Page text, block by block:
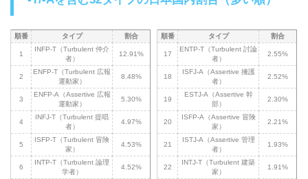
順番 タイプ 割合
1
INFP-T（Turbulent 仲介
者）
12.91%
2
ENFP-T（Turbulent 広報
運動家）
8.48%
3
ENFP-A（Assertive 広報
運動家）
5.30%
4
INFJ-T（Turbulent 提唱
者）
4.97%
5
ISFP-T（Turbulent 冒険
家）
4.53%
6
INTP-T（Turbulent 論理
学者）
4.52%
順番 タイプ 割合
17
ENTP-T（Turbulent 討論
者）
2.55%
18
ISFJ-A（Assertive 擁護
者）
2.52%
19
ESTJ-A（Assertive 幹
部）
2.30%
20
ISFP-A（Assertive 冒険
家）
2.21%
21
ISTJ-A（Assertive 管理
者）
1.93%
22
INTJ-T（Turbulent 建築
家）
1.91%